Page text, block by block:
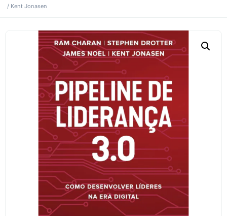
/ Kent Jonasen